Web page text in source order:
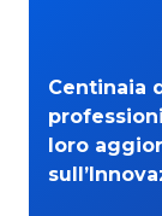
Centinaia
loro